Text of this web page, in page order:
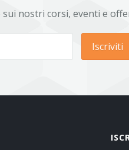
nostri corsi, eventi e
Iscriviti